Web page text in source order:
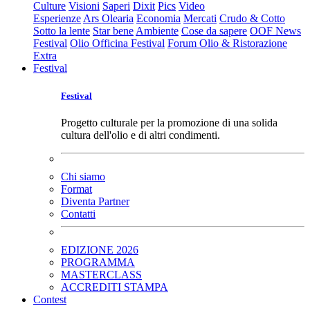
Culture Visioni Saperi Dixit Pics Video
Esperienze Ars Olearia Economia Mercati Crudo & Cotto
Sotto la lente Star bene Ambiente Cose da sapere OOF News
Festival Olio Officina Festival Forum Olio & Ristorazione
Extra
Festival
Festival
Progetto culturale per la promozione di una solida
cultura dell'olio e di altri condimenti.
Chi siamo
Format
Diventa Partner
Contatti
EDIZIONE 2026
PROGRAMMA
MASTERCLASS
ACCREDITI STAMPA
Contest